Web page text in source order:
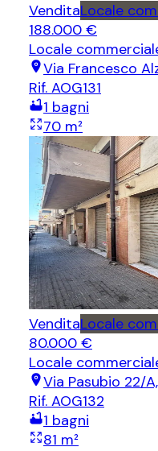
VenditaLocale
188.000 €
Locale
Via Francesco
Rif. AOG131
1 bagni
70 m²
VenditaLocale
80.000 €
Locale
Via Pasubio 22/
Rif. AOG132
1 bagni
81 m²